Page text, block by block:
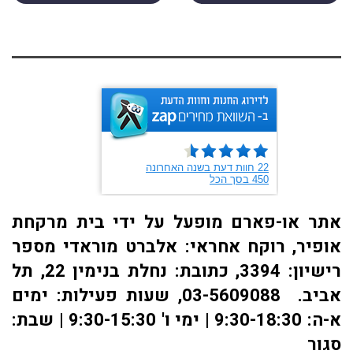
אתר או-פארם מופעל על ידי בית מרקחת
אופיר, רוקח אחראי: אלברט מוראדי מספר
רישיון: 3394, כתובת: ​נחלת בנימין 22, תל
אביב. 03-5609088, שעות פעילות: ימים
א-ה: 9:30-18:30 | ימי ו' 9:30-15:30 | שבת:
סגור